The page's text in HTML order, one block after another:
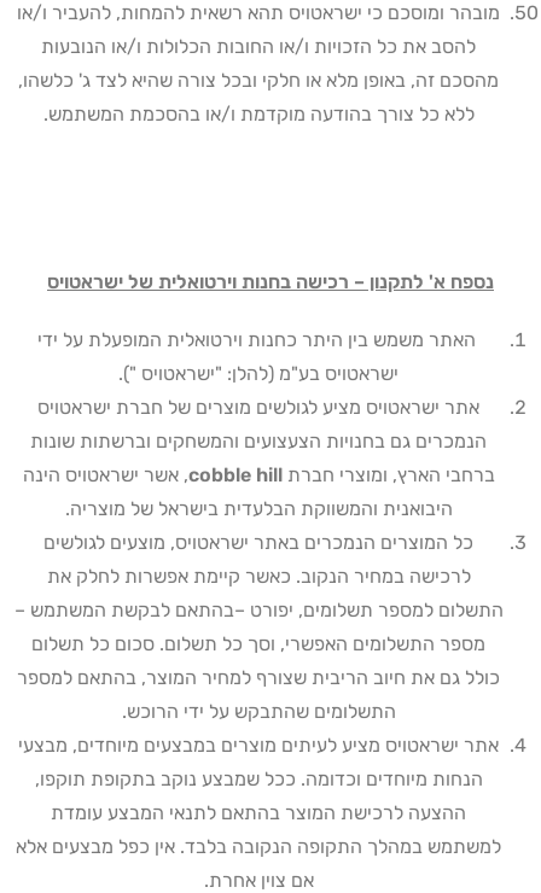
מובהר ומוסכם כי ישראטויס תהא רשאית להמחות, להעביר ו/או
להסב את כל הזכויות ו/או החובות הכלולות ו/או הנובעות
מהסכם זה, באופן מלא או חלקי ובכל צורה שהיא לצד ג' כלשהו,
ללא כל צורך בהודעה מוקדמת ו/או בהסכמת המשתמש.
נספח א' לתקנון – רכישה בחנות וירטואלית של ישראטויס
האתר משמש בין היתר כחנות וירטואלית המופעלת על ידי
ישראטויס בע"מ (להלן: "ישראטויס ").
אתר ישראטויס מציע לגולשים מוצרים של חברת ישראטויס
הנמכרים גם בחנויות הצעצועים והמשחקים וברשתות שונות
ברחבי הארץ, ומוצרי חברתcobble hill, אשר ישראטויס הינה
היבואנית והמשווקת הבלעדית בישראל של מוצריה.
כל המוצרים הנמכרים באתר ישראטויס, מוצעים לגולשים
לרכישה במחיר הנקוב. כאשר קיימת אפשרות לחלק את
התשלום למספר תשלומים, יפורט –בהתאם לבקשת המשתמש –
מספר התשלומים האפשרי, וסך כל תשלום. סכום כל תשלום
כולל גם את חיוב הריבית שצורף למחיר המוצר, בהתאם למספר
התשלומים שהתבקש על ידי הרוכש.
אתר ישראטויס מציע לעיתים מוצרים במבצעים מיוחדים, מבצעי
הנחות מיוחדים וכדומה. ככל שמבצע נוקב בתקופת תוקפו,
ההצעה לרכישת המוצר בהתאם לתנאי המבצע עומדת
למשתמש במהלך התקופה הנקובה בלבד. אין כפל מבצעים אלא
אם צוין אחרת.